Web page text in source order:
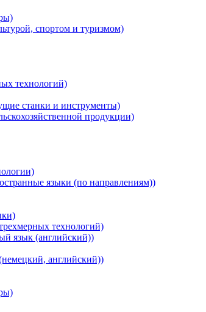
спортом и туризмом)
технологий)
станки и инструменты)
продукции)
языки (по направлениям))
технологий)
язык (английский))
английский))